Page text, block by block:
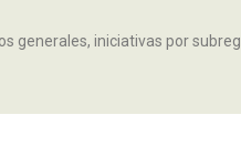
generales, iniciativas por